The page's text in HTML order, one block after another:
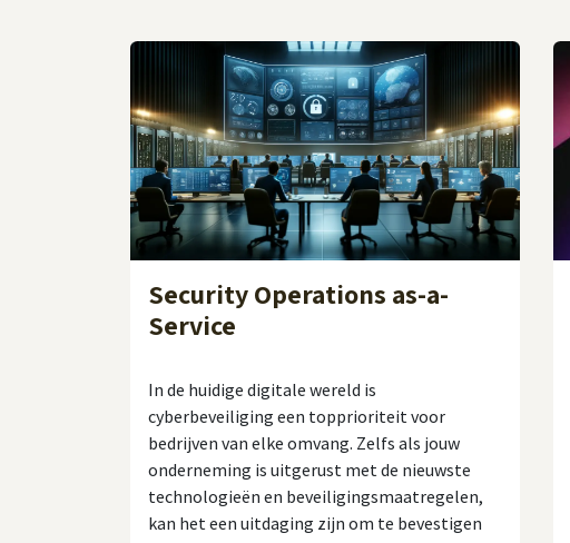
Security Operations as-a-
Service
In de huidige digitale wereld is
cyberbeveiliging een topprioriteit voor
bedrijven van elke omvang. Zelfs als jouw
onderneming is uitgerust met de nieuwste
technologieën en beveiligingsmaatregelen,
kan het een uitdaging zijn om te bevestigen